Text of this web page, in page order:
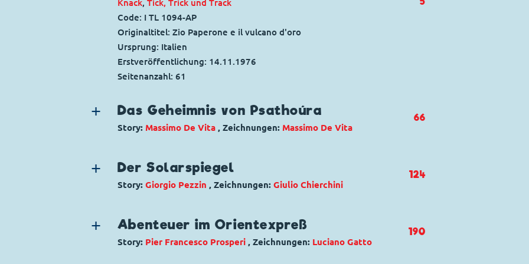
Knack, Tick, Trick und Track
Code: I TL 1094-AP
Originaltitel: Zio Paperone e il vulcano d'oro
Ursprung: Italien
Erstveröffentlichung: 14.11.1976
Seitenanzahl: 61
Das Geheimnis von Psathoúra
Story: Massimo De Vita, Zeichnungen: Massimo De Vita
Charaktere: Goofy,Kommissar Hunter
Code: I TL 1378-AP
Originaltitel: Topolino e la cittÃ di Psathura
Erstveröffentlichung:25.04.1982
Seitenanzahl: 58
66
Der Solarspiegel
Story: Giorgio Pezzin , Zeichnungen: Giulio Chierchini
Charaktere:Dagobert Duck,Daniel Düsentrieb
,
Code: I TL 1107-AP
124
Abenteuer im Orientexpreß
Story: Pier Francesco Prosperi, Zeichnungen: Luciano Gatto
190